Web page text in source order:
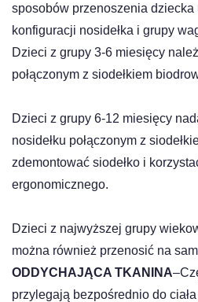
sposobów przenoszenia dziecka
konfiguracji nosidełka i grupy
Dzieci z grupy 3-6 miesięcy
połączonym z siodełkiem
Dzieci z grupy 6-12 miesięcy
nosidełku połączonym z
zdemontować siodełko i
ergonomicznego.
Dzieci z najwyższej grupy
można również przenosić na
ODDYCHAJĄCA TKANINA
przylegają bezpośrednio do